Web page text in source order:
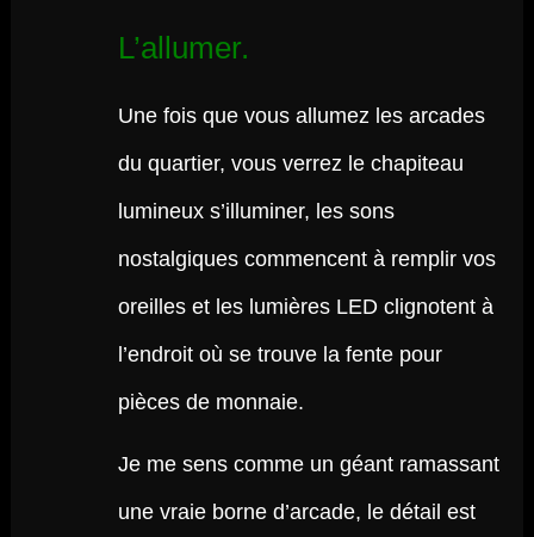
L’allumer.
Une fois que vous allumez les arcades
du quartier, vous verrez le chapiteau
lumineux s’illuminer, les sons
nostalgiques commencent à remplir vos
oreilles et les lumières LED clignotent à
l’endroit où se trouve la fente pour
pièces de monnaie.
Je me sens comme un géant ramassant
une vraie borne d’arcade, le détail est